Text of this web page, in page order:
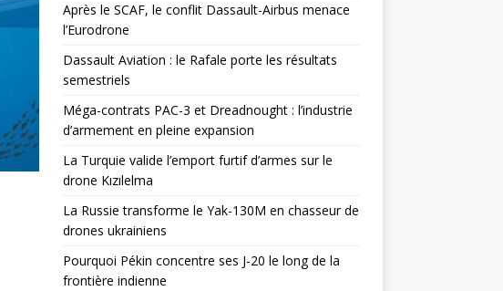
Après le SCAF, le conflit Dassault-Airbus menace
l’Eurodrone
Dassault Aviation : le Rafale porte les résultats
semestriels
Méga-contrats PAC-3 et Dreadnought : l’industrie
d’armement en pleine expansion
La Turquie valide l’emport furtif d’armes sur le
drone Kızılelma
La Russie transforme le Yak-130M en chasseur de
drones ukrainiens
Pourquoi Pékin concentre ses J-20 le long de la
frontière indienne